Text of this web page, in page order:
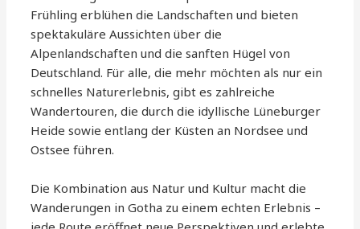
Frühling erblühen die Landschaften und bieten
spektakuläre Aussichten über die
Alpenlandschaften und die sanften Hügel von
Deutschland. Für alle, die mehr möchten als nur ein
schnelles Naturerlebnis, gibt es zahlreiche
Wandertouren, die durch die idyllische Lüneburger
Heide sowie entlang der Küsten an Nordsee und
Ostsee führen.
Die Kombination aus Natur und Kultur macht die
Wanderungen in Gotha zu einem echten Erlebnis –